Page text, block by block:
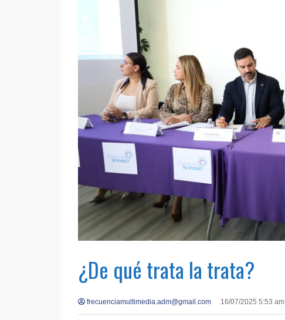
¿De qué trata la trata?
frecuenciamultimedia.adm@gmail.com 16/07/2025 5:53 am